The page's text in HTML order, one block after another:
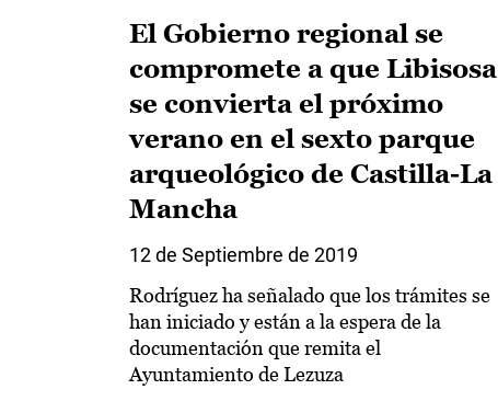
El Gobierno regional se
compromete a que Libisosa
se convierta el próximo
verano en el sexto parque
arqueológico de Castilla-La
Mancha
12 de Septiembre de 2019
Rodríguez ha señalado que los trámites se
han iniciado y están a la espera de la
documentación que remita el
Ayuntamiento de Lezuza